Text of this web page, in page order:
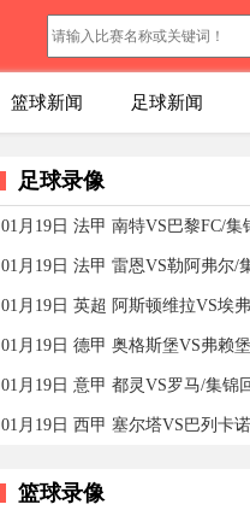
篮球新闻 足球新闻
足球录像
篮球录像